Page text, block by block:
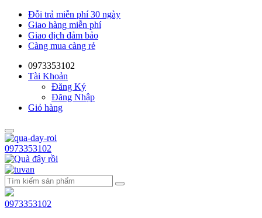
Đỗi trả miễn phí 30 ngày
Giao hàng miễn phí
Giao dịch đảm bảo
Càng mua càng rẻ
0973353102
Tài Khoản
Đăng Ký
Đăng Nhập
Giỏ hàng
0973353102
0973353102